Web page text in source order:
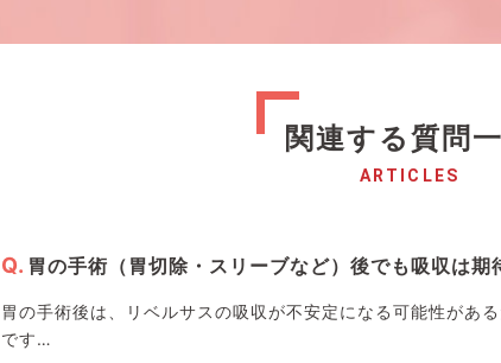
関連する質問
ARTICLES
胃の手術（胃切除・スリーブなど）後でも吸収は期
胃の手術後は、リベルサスの吸収が不安定になる可能性があ
です…